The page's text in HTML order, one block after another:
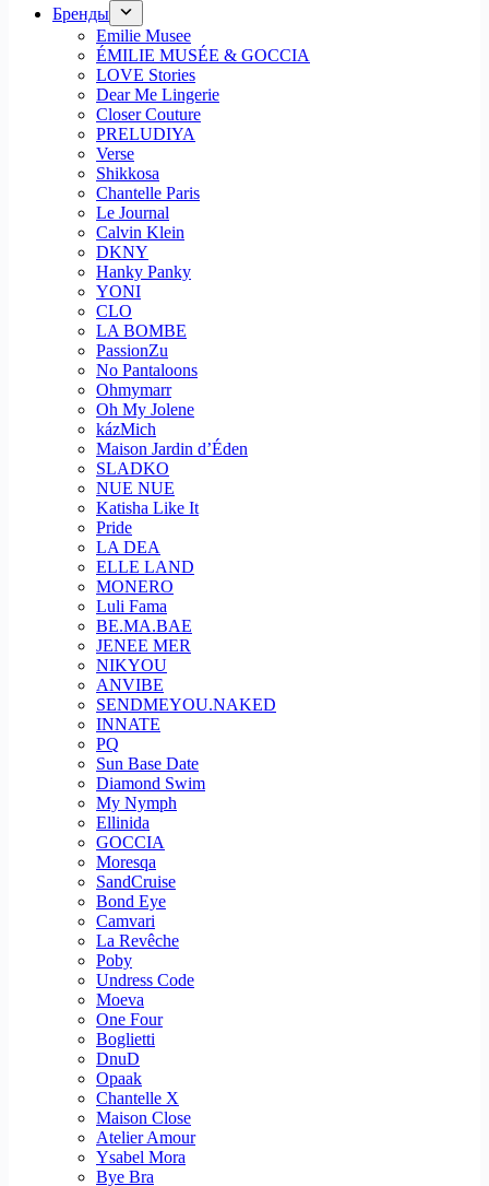
Бренды
Emilie Musee
ÉMILIE MUSÉE & GOCCIA
LOVE Stories
Dear Me Lingerie
Closer Couture
PRELUDIYA
Verse
Shikkosa
Chantelle Paris
Le Journal
Calvin Klein
DKNY
Hanky Panky
YONI
CLO
LA BOMBE
PassionZu
No Pantaloons
Ohmymarr
Oh My Jolene
kázMich
Maison Jardin d’Éden
SLADKO
NUE NUE
Katisha Like It
Pride
LA DEA
ELLE LAND
MONERO
Luli Fama
BE.MA.BAE
JENEE MER
NIKYOU
ANVIBE
SENDMEYOU.NAKED
INNATE
PQ
Sun Base Date
Diamond Swim
My Nymph
Ellinida
GOCCIA
Moresqa
SandCruise
Bond Eye
Camvari
La Revêche
Poby
Undress Code
Moeva
One Four
Boglietti
DnuD
Opaak
Chantelle X
Maison Close
Atelier Amour
Ysabel Mora
Bye Bra